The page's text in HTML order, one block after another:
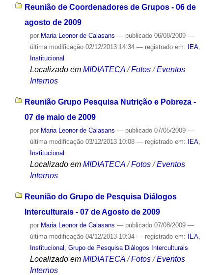
Reunião de Coordenadores de Grupos - 06 de
agosto de 2009
por Maria Leonor de Calasans — publicado06/08/2009 —
última modificação02/12/2013 14:34 — registrado em: IEA,
Institucional
Localizado em MIDIATECA /Fotos /Eventos
Internos
Reunião Grupo Pesquisa Nutrição e Pobreza -
07 de maio de 2009
por Maria Leonor de Calasans — publicado07/05/2009 —
última modificação03/12/2013 10:08 — registrado em: IEA,
Institucional
Localizado em MIDIATECA /Fotos /Eventos
Internos
Reunião do Grupo de Pesquisa Diálogos
Interculturais - 07 de Agosto de 2009
por Maria Leonor de Calasans — publicado07/08/2009 —
última modificação04/12/2013 10:34 — registrado em: IEA,
Institucional Grupo de Pesquisa Diálogos Interculturais
Localizado em MIDIATECA /Fotos /Eventos
Internos